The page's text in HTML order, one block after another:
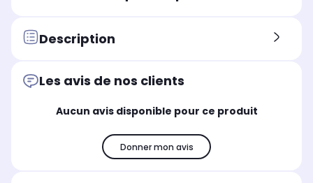
Description
Les avis de nos clients
Aucun avis disponible pour ce produit
Donner mon avis